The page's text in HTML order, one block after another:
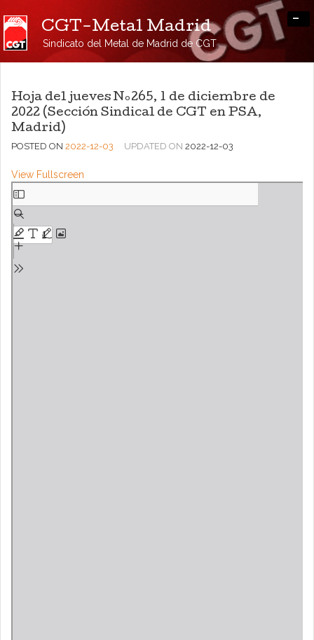
CGT-Metal Madrid
Sindicato del Metal de Madrid de CGT
-
Hoja del jueves Nº265, 1 de diciembre de
2022 (Sección Sindical de CGT en PSA,
Madrid)
POSTED ON 2022-12-03 UPDATED ON 2022-12-03
View Fullscreen
Saltar
al
contenido
del
PDF